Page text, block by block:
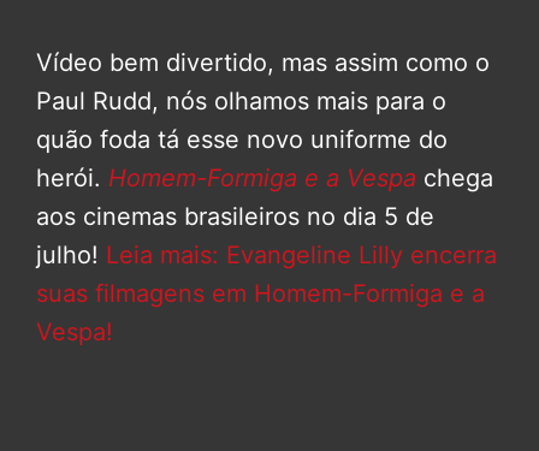
Vídeo bem divertido, mas assim como o
Paul Rudd, nós olhamos mais para o
quão foda tá esse novo uniforme do
herói. Homem-Formiga e a Vespa chega
aos cinemas brasileiros no dia 5 de
julho! Leia mais: Evangeline Lilly encerra
suas filmagens em Homem-Formiga e a
Vespa!